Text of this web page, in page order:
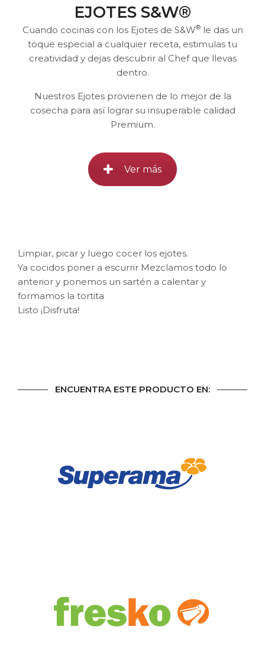
EJOTES S&W®
Cuando cocinas con los Ejotes de S&W®le das un
toque especial a cualquier receta, estimulas tu
creatividad y dejas descubrir al Chef que llevas
dentro.
Nuestros Ejotes provienen de lo mejor de la
cosecha para así lograr su insuperable calidad
Premium.
Ver más
Limpiar, picar y luego cocer los ejotes.
Ya cocidos poner a escurrir Mezclamos todo lo
anterior y ponemos un sartén a calentar y
formamos la tortita
Listo ¡Disfruta!
ENCUENTRA ESTE PRODUCTO EN: